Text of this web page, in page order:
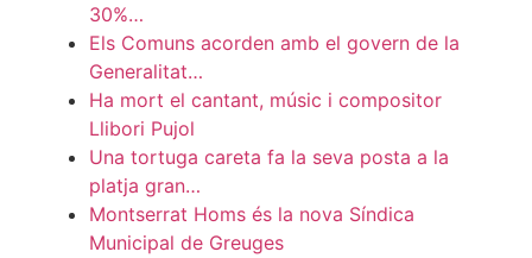
30%…
Els Comuns acorden amb el govern de la
Generalitat…
Ha mort el cantant, músic i compositor
Llibori Pujol
Una tortuga careta fa la seva posta a la
platja gran…
Montserrat Homs és la nova Síndica
Municipal de Greuges